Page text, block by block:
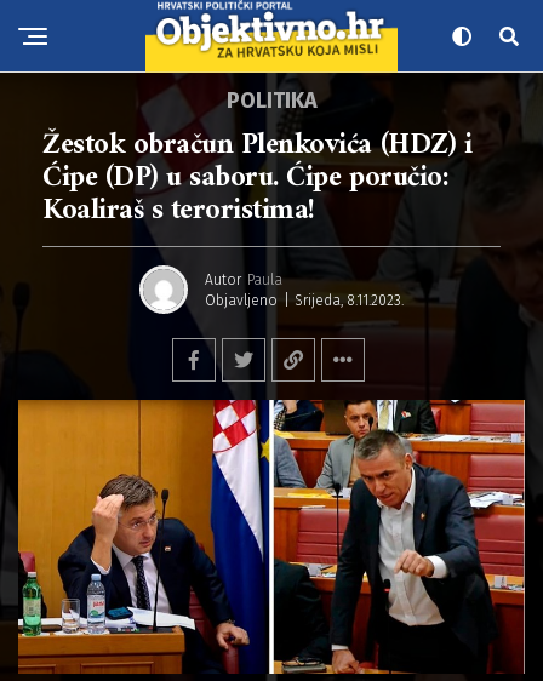
POLITIKA
Žestok obračun Plenkovića (HDZ) i
Ćipe (DP) u saboru. Ćipe poručio:
Koaliraš s teroristima!
Autor Paula
Objavljeno
Srijeda, 8.11.2023.